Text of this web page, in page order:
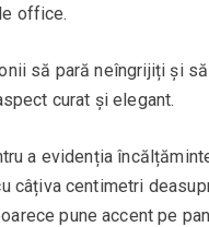
office.
să pară neîngrijiți și
curat și elegant.
a evidenția
câțiva centimetri
pune accent pe